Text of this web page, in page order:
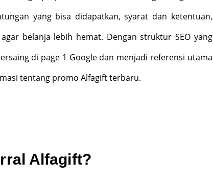
yang bisa didapatkan, syarat dan ketentuan,
belanja lebih hemat. Dengan struktur SEO yang
di page 1 Google dan menjadi referensi utama
tentang promo Alfagift terbaru.
Alfagift?